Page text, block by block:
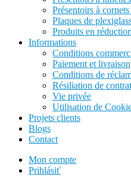
Présentoirs à
Plaques de
Produits en réduction
Informations
Conditions
Paiement et livraison
Conditions de
Résiliation de contrat
Vie privée
Utilisation de
Projets clients
Blogs
Contact
Mon compte
Prihlásiť